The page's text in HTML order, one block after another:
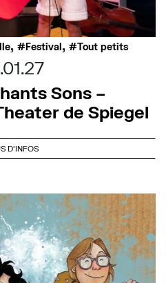
, Festival , Tout petits
Sons –
de Spiegel
D'INFOS